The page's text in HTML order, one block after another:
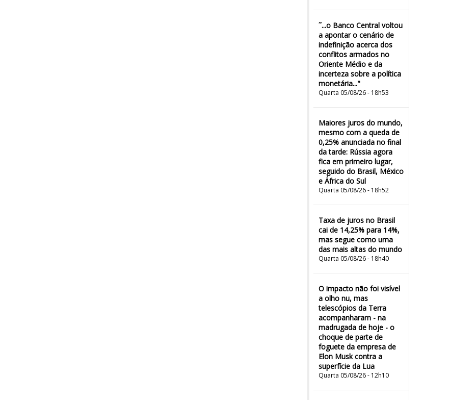
˜...o Banco Central voltou
a apontar o cenário de
indefinição acerca dos
conflitos armados no
Oriente Médio e da
incerteza sobre a política
monetária..."
Quarta 05/08/26 - 18h53
Maiores juros do mundo,
mesmo com a queda de
0,25% anunciada no final
da tarde: Rússia agora
fica em primeiro lugar,
seguido do Brasil, México
e África do Sul
Quarta 05/08/26 - 18h52
Taxa de juros no Brasil
cai de 14,25% para 14%,
mas segue como uma
das mais altas do mundo
Quarta 05/08/26 - 18h40
O impacto não foi visível
a olho nu, mas
telescópios da Terra
acompanharam - na
madrugada de hoje - o
choque de parte de
foguete da empresa de
Elon Musk contra a
superfície da Lua
Quarta 05/08/26 - 12h10